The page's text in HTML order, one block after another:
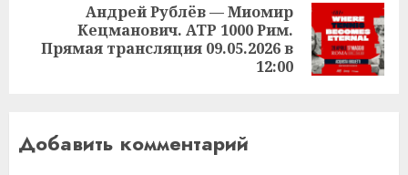
Следующая
запись:
Андрей Рублёв — Миомир
Кецманович. ATP 1000 Рим.
Прямая трансляция 09.05.2026 в
12:00
Добавить комментарий